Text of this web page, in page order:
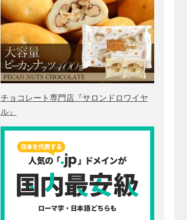
チョコレート専門店『サロンドロワイヤ
ル』